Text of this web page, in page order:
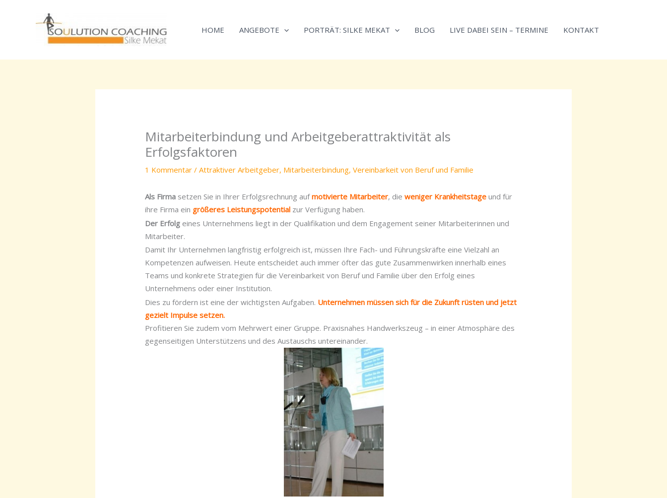
HOME ANGEBOTE PORTRÄT: SILKE MEKAT BLOG LIVE DABEI SEIN – TERMINE KONTAKT
Mitarbeiterbindung und Arbeitgeberattraktivität als
Erfolgsfaktoren
1 Kommentar /Attraktiver Arbeitgeber, Mitarbeiterbindung,Vereinbarkeit von Beruf und Familie
Als Firma setzen Sie in Ihrer Erfolgsrechnung aufmotivierte Mitarbeiter, dieweniger Krankheitstage und für
ihre Firma ein größeres Leistungspotential zur Verfügung haben.
Der Erfolg eines Unternehmens liegt in der Qualifikation und dem Engagement seiner Mitarbeiterinnen und
Mitarbeiter.
Damit Ihr Unternehmen langfristig erfolgreich ist, müssen Ihre Fach- und Führungskräfte eine Vielzahl an
Kompetenzen aufweisen. Heute entscheidet auch immer öfter das gute Zusammenwirken innerhalb eines
Teams und konkrete Strategien für die Vereinbarkeit von Beruf und Familie über den Erfolg eines
Unternehmens oder einer Institution.
Dies zu fördern ist eine der wichtigsten Aufgaben. Unternehmen müssen sich für die Zukunft rüsten und jetzt
gezielt Impulse setzen.
Profitieren Sie zudem vom Mehrwert einer Gruppe. Praxisnahes Handwerkszeug – in einer Atmosphäre des
gegenseitigen Unterstützens und des Austauschs untereinander.
sich
reduzieren
Einfach